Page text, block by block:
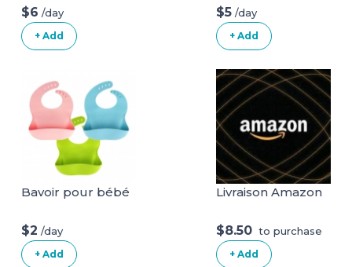
$6 /day
+ Add
Emmett (Melange
Vert)
$5 /day
+ Add
Bavoir pour bébé
$2 /day
+ Add
Livraison Amazon
$8.50 to purchase
+ Add